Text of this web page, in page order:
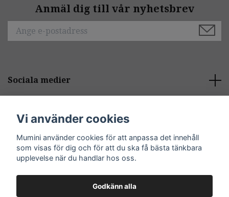
Anmäl dig till vår nyhetsbrev
Sociala medier
Kontakt
Vi använder cookies
Mumini använder cookies för att anpassa det innehåll
som visas för dig och för att du ska få bästa tänkbara
upplevelse när du handlar hos oss.
Godkänn alla